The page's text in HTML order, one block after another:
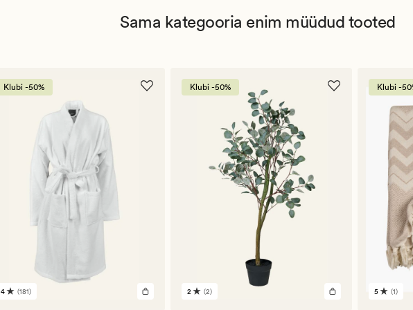
Sama kategooria enim müüdud tooted
Klubi -50%
181
4 (181)
Klubi -50%
2
2 (2)
Klubi -
1
5 (1)